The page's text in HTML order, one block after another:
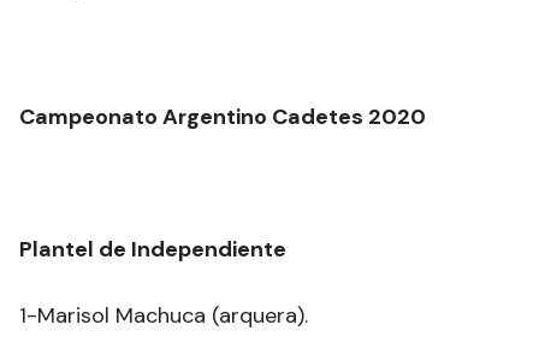
Campeonato Argentino Cadetes 2020
Plantel de Independiente
1-Marisol Machuca (arquera).